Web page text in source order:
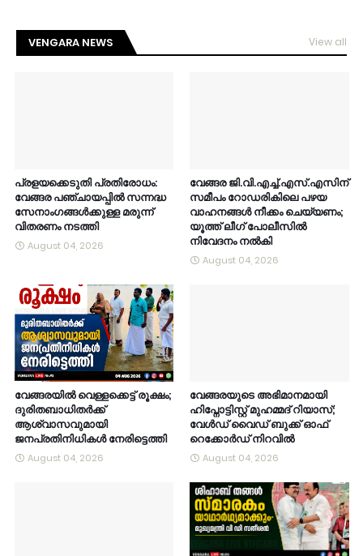
VENGARA NEWS View all
പ്രളയക്കെടുതി പ്രതിരോധം:
വേങ്ങര പഞ്ചായപ്പിൽ സന്നദ്ധ
സേനാംഗങ്ങൾക്കുള്ള മരുന്ന്
വിതരണം നടത്തി
August 04, 2026
വേങ്ങര ജി.വി.എച്ച്.എസ്.എസിന്
സമീപം റോഡരികിലെ പഴയ
വാഹനങ്ങൾ നീക്കം ചെയ്യണം;
യൂത്ത് ലീഗ് പോലീസിൽ
നിവേദനം നൽകി
August 04, 2026
വേങ്ങരയിൽ വെള്ളക്കെട്ട് രൂക്ഷം;
ദുരിതബാധിതർക്ക്
ആശ്വാസവുമായി
ജനപ്രതിനിധികൾ നേരിട്ടെത്തി
August 04, 2026
വേങ്ങരയുടെ അഭിമാനമായി
ഹിപ്നോട്ടിസ്റ്റ് മുഹമ്മദ് റിയാസ്;
വേൾഡ് വൈഡ് ബുക്ക് ഓഫ്
റെക്കോർഡ് നിറവിൽ
August 04, 2026